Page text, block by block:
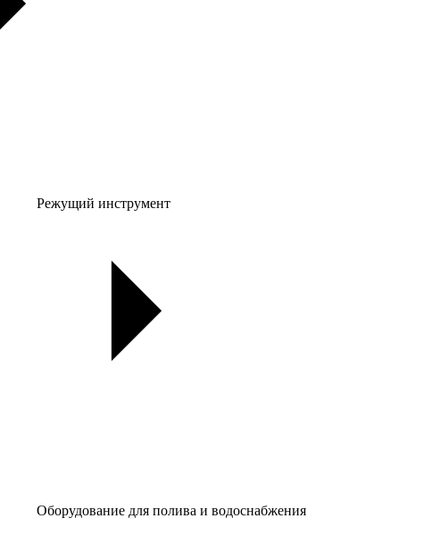
Режущий инструмент
Оборудование для полива и водоснабжения